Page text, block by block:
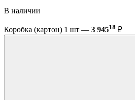
В наличии
Коробка (картон) 1 шт — 3 94518 ₽